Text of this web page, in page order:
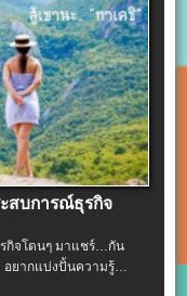
ะสบการณ์ธุรกิจ
รกิจโดนๆ มาแชร์…กัน
ยากแบ่งปั้นความรู้…